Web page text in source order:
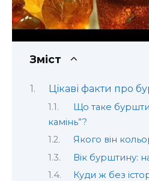
Зміст
Цікаві факти про
Що таке
камінь”?
Якого він
Вік бурштину:
Куди ж без